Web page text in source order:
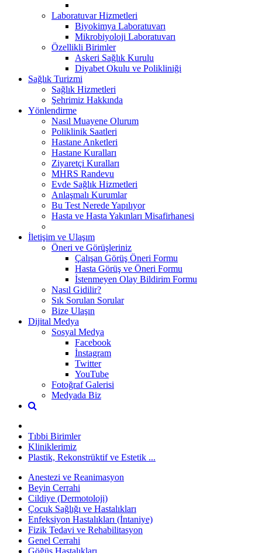
Laboratuvar Hizmetleri
Biyokimya Laboratuvarı
Mikrobiyoloji Laboratuvarı
Özellikli Birimler
Askeri Sağlık Kurulu
Diyabet Okulu ve Polikliniği
Sağlık Turizmi
Sağlık Hizmetleri
Şehrimiz Hakkında
Yönlendirme
Nasıl Muayene Olurum
Poliklinik Saatleri
Hastane Anketleri
Hastane Kuralları
Ziyaretçi Kuralları
MHRS Randevu
Evde Sağlık Hizmetleri
Anlaşmalı Kurumlar
Bu Test Nerede Yapılıyor
Hasta ve Hasta Yakınları Misafirhanesi
İletişim ve Ulaşım
Öneri ve Görüşleriniz
Çalışan Görüş Öneri Formu
Hasta Görüş ve Öneri Formu
İstenmeyen Olay Bildirim Formu
Nasıl Gidilir?
Sık Sorulan Sorular
Bize Ulaşın
Dijital Medya
Sosyal Medya
Facebook
İnstagram
Twitter
YouTube
Fotoğraf Galerisi
Medyada Biz
Tıbbi Birimler
Kliniklerimiz
Plastik, Rekonstrüktif ve Estetik ...
Anestezi ve Reanimasyon
Beyin Cerrahi
Cildiye (Dermotoloji)
Çocuk Sağlığı ve Hastalıkları
Enfeksiyon Hastalıkları (İntaniye)
Fizik Tedavi ve Rehabilitasyon
Genel Cerrahi
Göğüs Hastalıkları